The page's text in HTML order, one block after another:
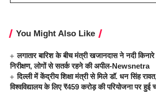
You Might Also Like
लगातार बारिश के बीच मंत्री खजानदास ने नदी किनारे
निरीक्षण, लोगों से सतर्क रहने की अपील-Newsnetra
दिल्ली में केंद्रीय शिक्षा मंत्री से मिले डॉ. धन सिंह
विश्वविद्यालय के लिए ₹459 करोड़ की परियोजना पर